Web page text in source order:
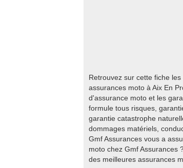
Retrouvez sur cette fiche
assurances moto à Aix En
d'assurance moto et les
formule tous risques,
garantie catastrophe
dommages matériels,
Gmf Assurances vous a
moto chez Gmf Assurances
des meilleures assurances